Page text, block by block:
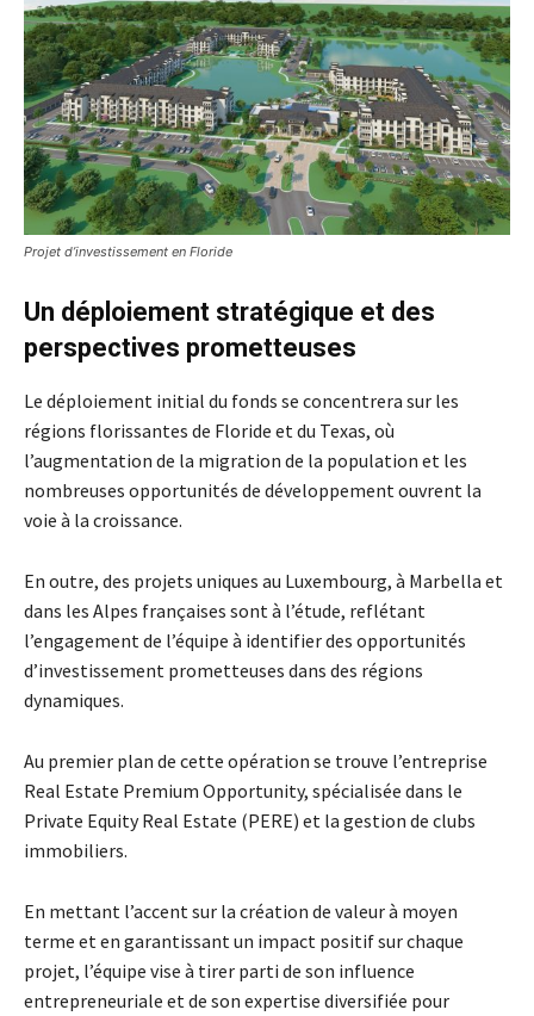
Projet d’investissement en Floride
Un déploiement stratégique et des
perspectives prometteuses
Le déploiement initial du fonds se concentrera sur les
régions florissantes de Floride et du Texas, où
l’augmentation de la migration de la population et les
nombreuses opportunités de développement ouvrent la
voie à la croissance.
En outre, des projets uniques au Luxembourg, à Marbella et
dans les Alpes françaises sont à l’étude, reflétant
l’engagement de l’équipe à identifier des opportunités
d’investissement prometteuses dans des régions
dynamiques.
Au premier plan de cette opération se trouve l’entreprise
Real Estate Premium Opportunity, spécialisée dans le
Private Equity Real Estate (PERE) et la gestion de clubs
immobiliers.
En mettant l’accent sur la création de valeur à moyen
terme et en garantissant un impact positif sur chaque
projet, l’équipe vise à tirer parti de son influence
entrepreneuriale et de son expertise diversifiée pour